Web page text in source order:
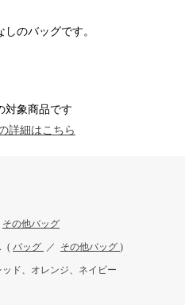
のバッグです。
対象商品です
詳細はこちら
その他バッグ
( バッグ ／ その他バッグ )
ッド、オレンジ、ネイビー